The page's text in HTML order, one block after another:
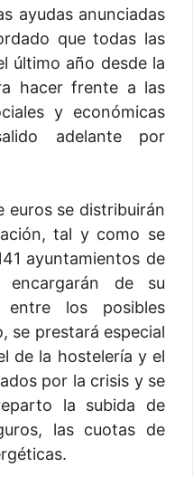
ayudas anunciadas
que todas las
último año desde la
hacer frente a las
y económicas
adelante por
se distribuirán
tal y como se
ayuntamientos de
de su
entre los posibles
se prestará especial
de la hostelería y el
por la crisis y se
la subida de
las cuotas de